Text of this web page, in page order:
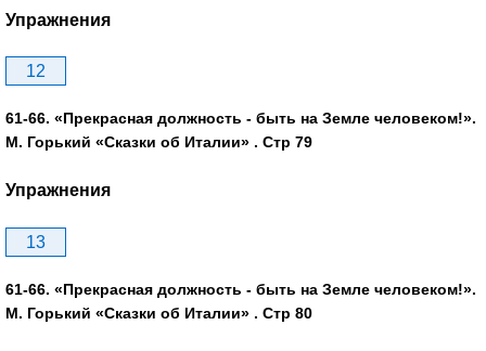
Упражнения
12
61-66. «Прекрасная должность - быть на Земле человеком!».
М. Горький «Сказки об Италии» . Стр 79
Упражнения
13
61-66. «Прекрасная должность - быть на Земле человеком!».
М. Горький «Сказки об Италии» . Стр 80